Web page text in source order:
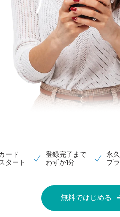
ード
タート
登録完了まで
わずか1分
永
プ
無料ではじめる